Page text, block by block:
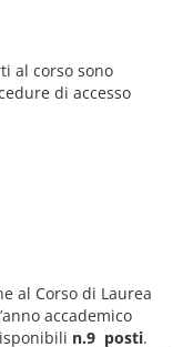
al corso sono
di accesso
al Corso di Laurea
accademico
n.9 posti.